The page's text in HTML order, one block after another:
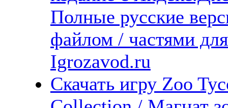
Полные русские
файлом / частями
Igrozavod.ru
Скачать игру Zoo